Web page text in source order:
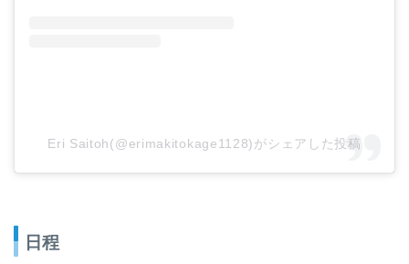
Eri Saitoh(@erimakitokage1128)がシェアした投稿
日程